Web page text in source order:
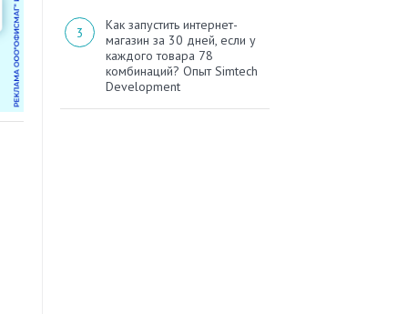
Как запустить интернет-
магазин за 30 дней, если у
каждого товара 78
комбинаций? Опыт Simtech
Development